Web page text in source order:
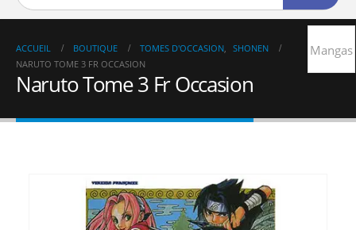
ACCUEIL BOUTIQUE TOMES D'OCCASION
SHONEN
NARUTO TOME 3 FR OCCASION
Naruto Tome 3 Fr Occasion
Mangas